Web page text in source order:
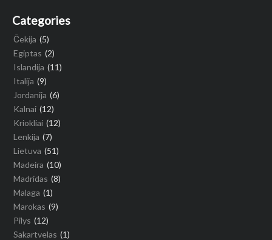
Categories
Čekija (5)
Egiptas (2)
Islandija (11)
Italija (9)
Jordanija (6)
Kalnai (12)
Kriokliai (12)
Lenkija (7)
Lietuva (51)
Madeira (10)
Madridas (8)
Malaga (1)
Marokas (9)
Pilys (12)
Sakartvelas (1)